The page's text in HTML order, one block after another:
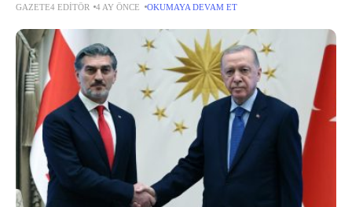
Bayramı; konserlerden atölyelere, dans gösterilerinden gastronomiye
GAZETE4 EDITÖR 4 AY ÖNCE OKUMAYA DEVAM ET